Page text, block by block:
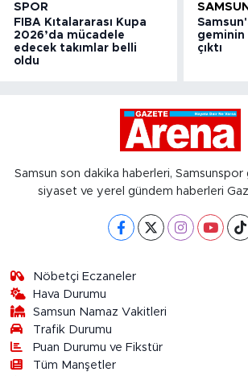
SPOR
FIBA Kıtalararası Kupa
2026’da mücadele
edecek takımlar belli
oldu
geminin
çıktı
Samsun son dakika haberleri, Samsunspor
siyaset ve yerel gündem haberleri
Nöbetçi Eczaneler
Hava Durumu
Samsun Namaz Vakitleri
Trafik Durumu
Puan Durumu ve Fikstür
Tüm Manşetler